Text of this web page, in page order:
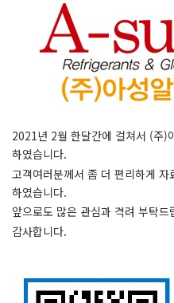
2021년 2월 한달간에 걸쳐서 (주)
하였습니다.
고객여러분께서 좀 더 편리하게
하였습니다.
앞으로도 많은 관심과 격려 부탁드
감사합니다.